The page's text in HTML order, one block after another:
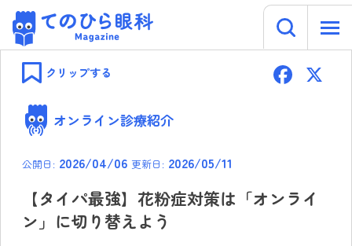
Skip
content
てのひら眼科 Magazine
オンライン診療紹介
クリップする F
ok
公開日: 2026/04/06 更新日: 2026/05/11
【タイパ最強】花粉症対策は「オンライ
ン」に切り替えよう